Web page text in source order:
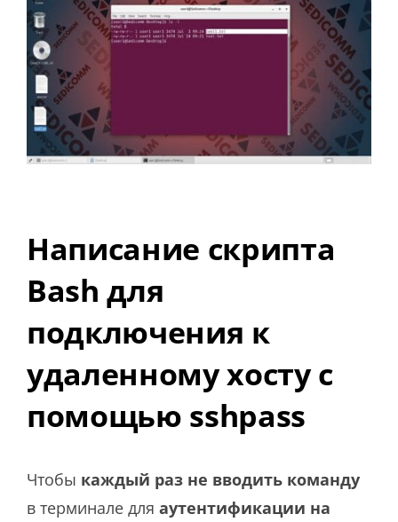
Написание скрипта
Bash для
подключения к
удаленному хосту с
помощью sshpass
Чтобы каждый раз не вводить команду
в терминале для аутентификации на